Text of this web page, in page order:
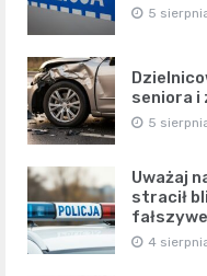
5
seniora i
5
Uważaj
stracił
4